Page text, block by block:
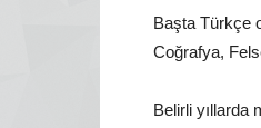
Başta Türkçe
Coğrafya,
Belirli yıllarda